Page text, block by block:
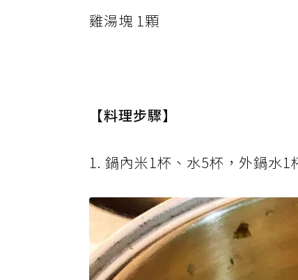
雞湯塊 1顆
【料理步驟】
1. 鍋內米1杯、水5杯，外鍋水1